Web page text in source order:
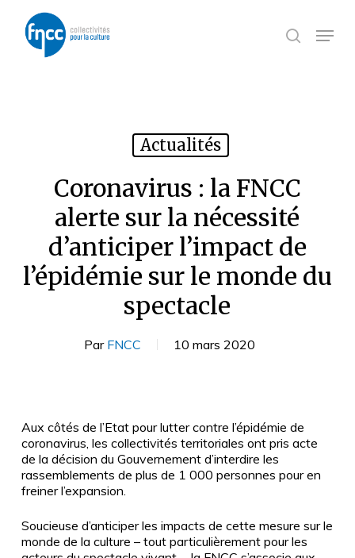
main
content
search
Menu
Actualités
Coronavirus : la FNCC
alerte sur la nécessité
d’anticiper l’impact de
l’épidémie sur le monde du
spectacle
Par FNCC 10 mars 2020
Aux côtés de l’Etat pour lutter contre l’épidémie de
coronavirus, les collectivités territoriales ont pris acte
de la décision du Gouvernement d’interdire les
rassemblements de plus de 1 000 personnes pour en
freiner l’expansion.
Soucieuse d’anticiper les impacts de cette mesure sur le
monde de la culture – tout particulièrement pour les
Panneau de gestion des cookies